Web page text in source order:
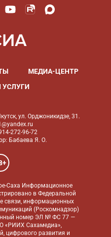
МЕДИА-ЦЕНТР
ул. Орджоникидзе, 31.
272-96-72
Бабаева Я. О.
Саха Информационное
в Федеральной
связи, информационных
(Роскомнадзор)
номер ЭЛ № ФС 77 —
«РИИХ Сахамедиа»,
цифрового развития и